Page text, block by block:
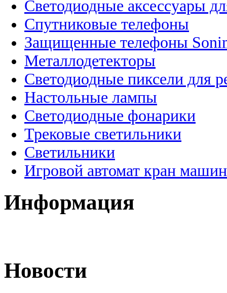
Светодиодные аксессуары
Спутниковые телефоны
Защищенные телефоны
Металлодетекторы
Светодиодные пиксели для
Настольные лампы
Светодиодные фонарики
Трековые светильники
Светильники
Игровой автомат кран
Информация
Новости